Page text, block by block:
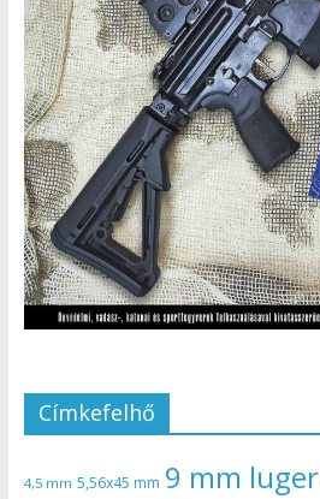
Címkefelhő
4,5 mm 5,56x45 mm 9 mm luger